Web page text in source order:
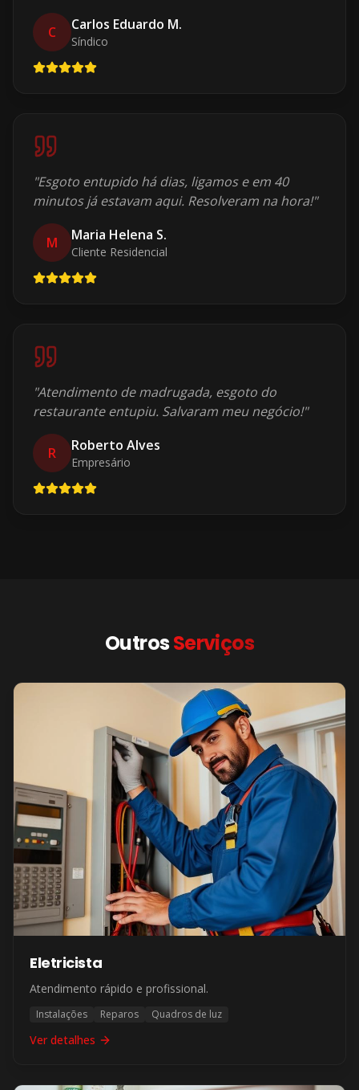
C Carlos Eduardo M.
Síndico
"Esgoto entupido há dias, ligamos e em 40
minutos já estavam aqui. Resolveram na hora!"
M Maria Helena S.
Cliente Residencial
"Atendimento de madrugada, esgoto do
restaurante entupiu. Salvaram meu negócio!"
R Roberto Alves
Empresário
OutrosServiços
Eletricista
Atendimento rápido e profissional.
Instalações Reparos Quadros de luz
Ver detalhes